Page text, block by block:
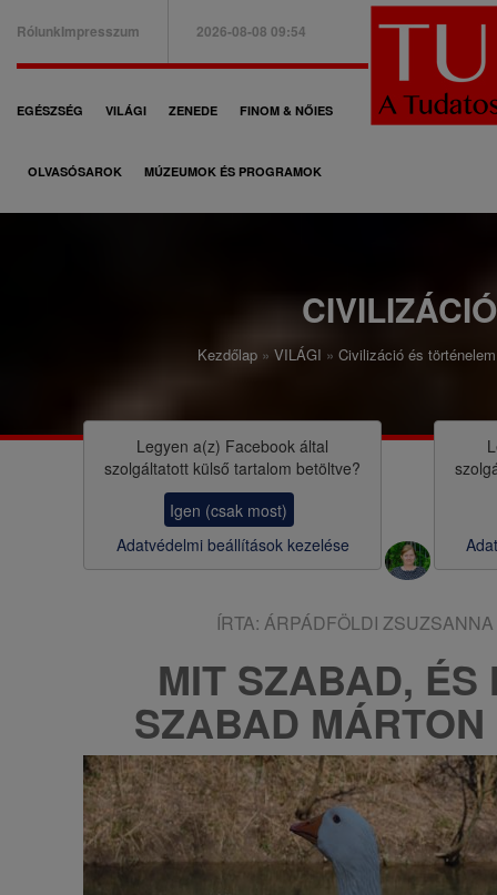
B
a
e
n
RólunkImpresszum 2026-08-08 09:54
F
ő
i
EGÉSZSÉG VILÁGI ZENEDE FINOM & NŐIES
OLVASÓSAROK MÚZEUMOK ÉS PROGRAMOK
o
Kezdőlap VILÁGI Civilizáció és történelem
Legyen a(z) Facebook által
szolgáltatott külső tartalom betöltve?
Igen (csak most)
Adatvédelmi beállítások kezelése
ÍRTA: ÁRPÁDFÖLDI ZSUZSANNA
MIT SZABAD, ÉS
SZABAD